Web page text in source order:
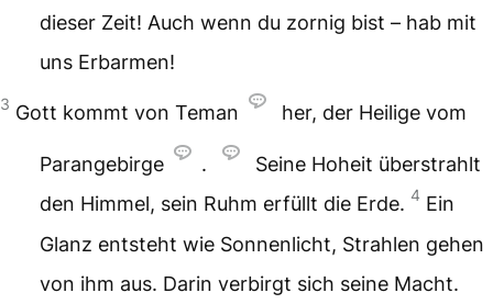
dieser Zeit! Auch wenn du zornig bist – hab mit
uns Erbarmen!
3 Gott kommt von Teman her, der Heilige vom
Parangebirge .
Seine Hoheit überstrahlt
den Himmel, sein Ruhm erfüllt die Erde. 4 Ein
Glanz entsteht wie Sonnenlicht, Strahlen gehen
von ihm aus. Darin verbirgt sich seine Macht.